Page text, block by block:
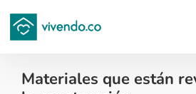
Materiales que están